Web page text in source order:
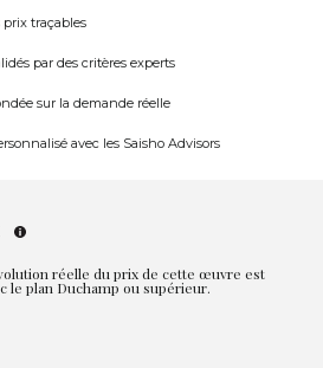
prix traçables
par des critères experts
sur la demande réelle
avec les Saisho Advisors
réelle du prix de cette œuvre est
le plan Duchamp ou supérieur.